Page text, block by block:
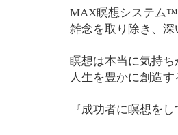
MAX瞑想システム™
雑念を取り除き、
瞑想は本当に気持
人生を豊かに創造
『成功者に瞑想を